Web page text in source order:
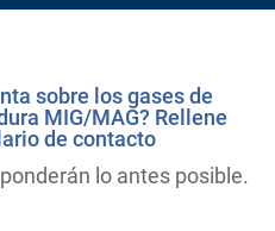
sobre los gases de
MIG/MAG? Rellene
de contacto
lo antes posible.